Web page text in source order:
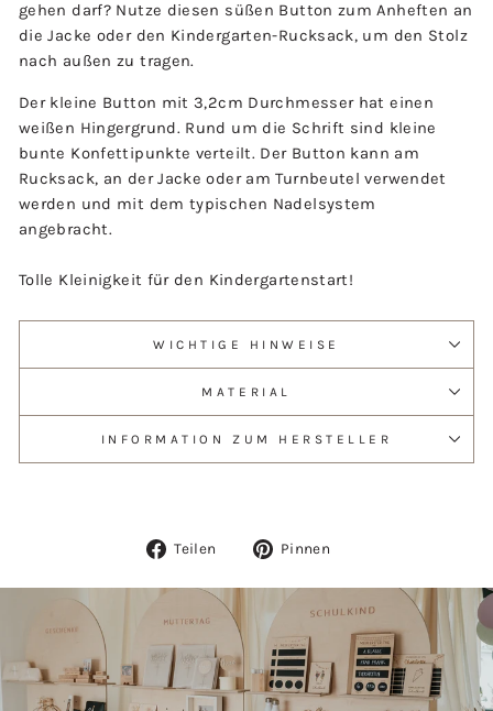
gehen darf? Nutze diesen süßen Button zum Anheften an
die Jacke oder den Kindergarten-Rucksack, um den Stolz
nach außen zu tragen.
Der kleine Button mit 3,2cm Durchmesser hat einen
weißen Hingergrund. Rund um die Schrift sind kleine
bunte Konfettipunkte verteilt. Der Button kann am
Rucksack, an der Jacke oder am Turnbeutel verwendet
werden und mit dem typischen Nadelsystem
angebracht.
Tolle Kleinigkeit für den Kindergartenstart!
WICHTIGE HINWEISE
MATERIAL
INFORMATION ZUM HERSTELLER
Teilen
Auf
Pinnen